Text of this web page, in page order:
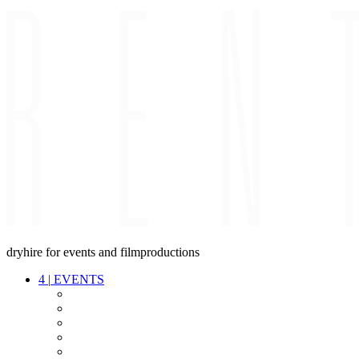
dryhire for events and filmproductions
4 | EVENTS